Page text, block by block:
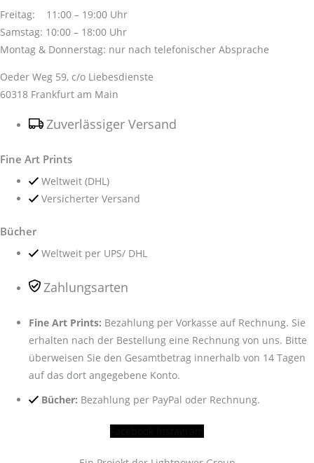
Freitag: 11:00 – 19:00 Uhr
Samstag: 10:00 – 18:00 Uhr
Montag & Donnerstag: nur nach telefonischer Absprache
Oeder Weg 59, c/o Liebesdienste
60318 Frankfurt am Main
Zuverlässiger Versand
Fine Art Prints
Weltweit (DHL)
Versicherter Versand
Bücher
Weltweit per UPS/ DHL
Zahlungsarten
Fine Art Prints: Bezahlung per Vorkasse auf Rechnung. Sie
erhalten nach der Bestellung eine Rechnung von uns. Bitte
überweisen Sie den Gesamtbetrag innerhalb von 14 Tagen
auf das dort angegebene Konto.
Bücher: Bezahlung per PayPal oder Rechnung.